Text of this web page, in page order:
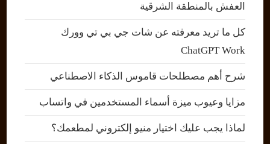
العفش بالمنطقة الشرقية
كل ما تريد معرفته عن شات جي بي تي وورك
ChatGPT Work
شرح أهم مصطلحات قاموس الذكاء الاصطناعي
مزايا وعيوب ميزة أسماء المستخدمين في واتساب
لماذا يجب عليك اختيار منيو إلكتروني لمطعمك؟